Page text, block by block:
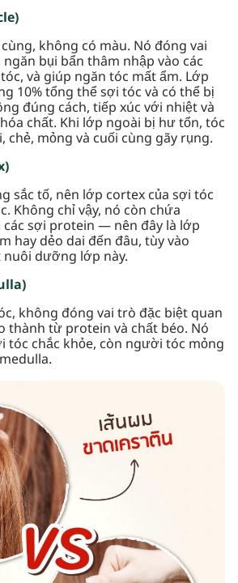
không có màu. Nó đóng vai
bụi bẩn thâm nhập vào các
và giúp ngăn tóc mất ẩm. Lớp
10% tổng thể sợi tóc và có thể bị
đúng cách, tiếp xúc với nhiệt và
chất. Khi lớp ngoài bị hư tổn, tóc
mỏng và cuối cùng gãy rụng.
sắc tố, nên lớp cortex của sợi tóc
Không chỉ vậy, nó còn chứa
sợi protein — nên đây là lớp
hay dẻo dai đến đâu, tùy vào
dưỡng lớp này.
không đóng vai trò đặc biệt quan
thành từ protein và chất béo. Nó
tóc chắc khỏe, còn người tóc mỏng